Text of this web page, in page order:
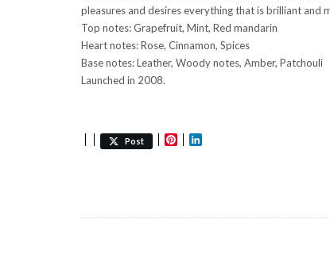
pleasures and desires everything that is brilliant and
Top notes: Grapefruit, Mint, Red mandarin
Heart notes: Rose, Cinnamon, Spices
Base notes: Leather, Woody notes, Amber, Patchouli
Launched in 2008.
Post Pinterest